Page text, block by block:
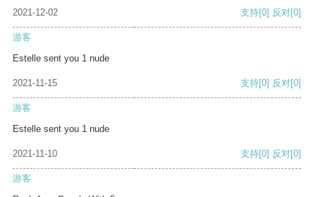
2021-12-02 支持[0] 反对[0]
游客
Estelle sent you 1 nude
2021-11-15 支持[0] 反对[0]
游客
Estelle sent you 1 nude
2021-11-10 支持[0] 反对[0]
游客